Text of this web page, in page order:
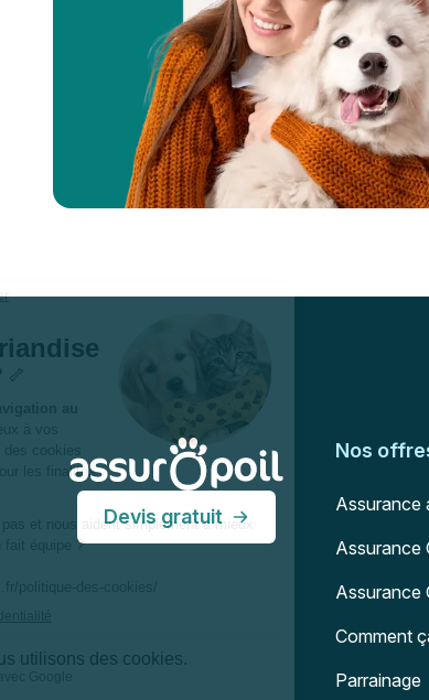
Devis gratuit
Nos
Assurance
Assurance
Assurance
Comment
Parrainage